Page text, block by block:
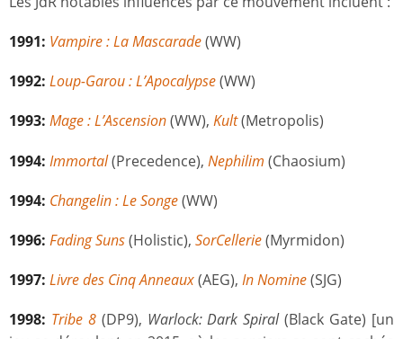
1991: Vampire : La Mascarade(WW)
1992: Loup-Garou : L’Apocalypse(WW)
1993: Mage : L’Ascension(WW), Kult(Metropolis)
1994: Immortal(Precedence), Nephilim (Chaosium)
1994: Changelin : Le Songe(WW)
1996: Fading Suns(Holistic), SorCellerie(Myrmidon)
1997: Livre des Cinq Anneaux(AEG), In Nomine(SJG)
1998: Tribe 8(DP9), Warlock: Dark Spiral(Black Gate) [un